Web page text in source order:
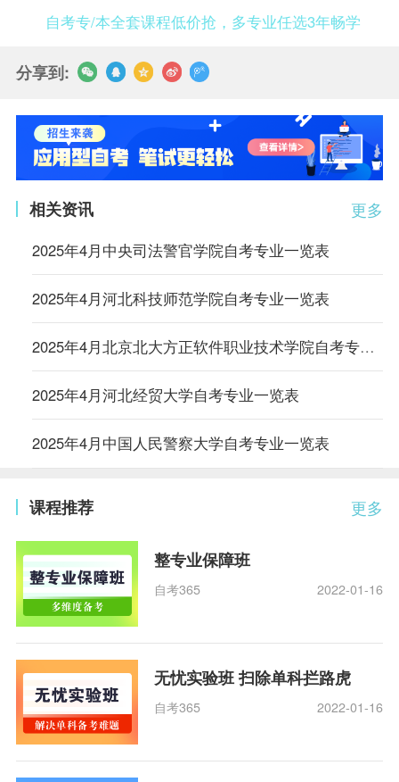
自考专/本全套课程低价抢，多专业任选3年畅学
分享到:
更多
相关资讯
2025年4月中央司法警官学院自考专业一览表
2025年4月河北科技师范学院自考专业一览表
2025年4月北京北大方正软件职业技术学院自考专业一览表
2025年4月河北经贸大学自考专业一览表
2025年4月中国人民警察大学自考专业一览表
更多
课程推荐
整专业保障班
自考365 2022-01-16
无忧实验班 扫除单科拦路虎
自考365 2022-01-16